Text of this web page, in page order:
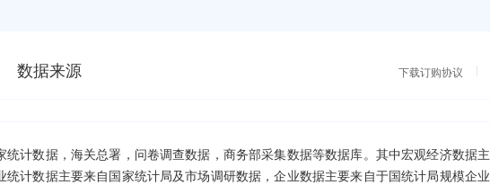
数据来源 下载订购协议
统计数据，海关总署，问卷调查数据，商务部采集数据等数据库。其中宏观经济数据主
统计数据主要来自国家统计局及市场调研数据，企业数据主要来自于国统计局规模企业